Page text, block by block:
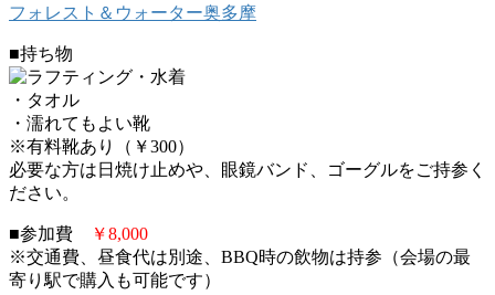
フォレスト＆ウォーター奥多摩
■持ち物
・水着
・タオル
・濡れてもよい靴
※有料靴あり（￥300）
必要な方は日焼け止めや、眼鏡バンド、ゴーグルをご持参く
ださい。
■参加費
￥8,000
※交通費、昼食代は別途、BBQ時の飲物は持参（会場の最
寄り駅で購入も可能です）